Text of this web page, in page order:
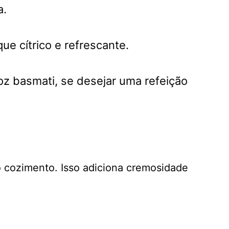
cítrico e refrescante.
basmati, se desejar uma refeição
Isso adiciona cremosidade